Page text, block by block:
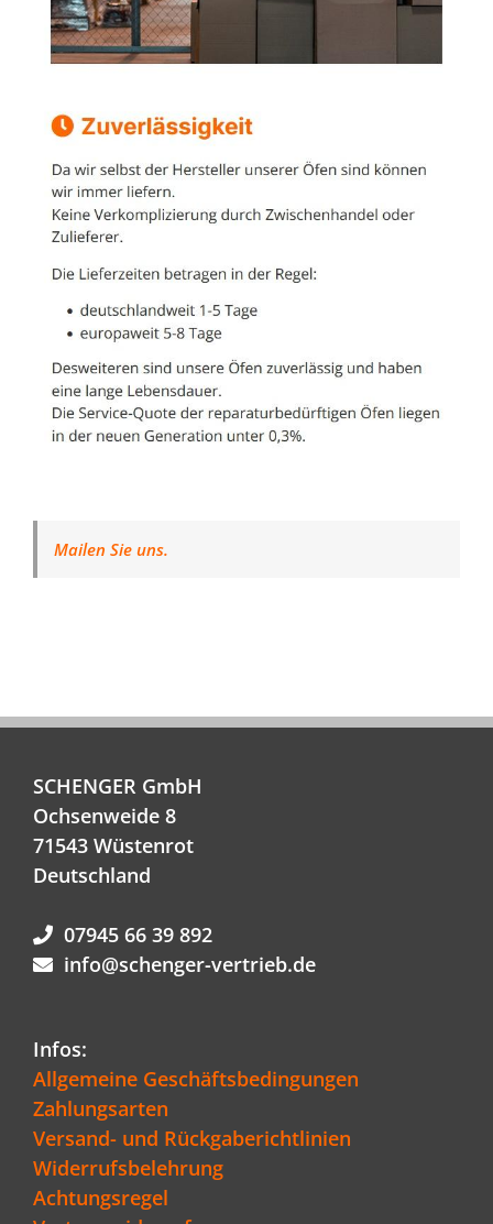
Mailen Sie uns.
SCHENGER GmbH
Ochsenweide 8
71543 Wüstenrot
Deutschland
07945 66 39 892
info@schenger-vertrieb.de
Infos:
Allgemeine Geschäftsbedingungen
Zahlungsarten
Versand- und Rückgaberichtlinien
Widerrufsbelehrung
Achtungsregel